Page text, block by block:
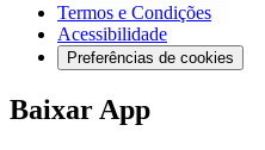
Termos e Condições
Acessibilidade
Preferências de cookies
Baixar App